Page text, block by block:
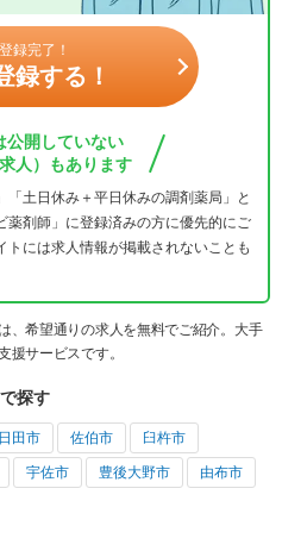
録完了！
録する！
公開していない
人）もあります
「土日休み＋平日休みの調剤薬局」と
薬剤師」に登録済みの方に優先的にご
には求人情報が掲載されないことも
、希望通りの求人を無料でご紹介。大手
援サービスです。
探す
日田市 佐伯市 臼杵市
宇佐市 豊後大野市 由布市